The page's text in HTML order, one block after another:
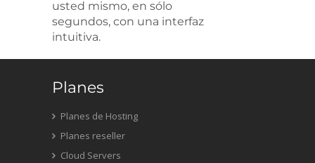
usted mismo, en sólo
segundos, con una interfaz
intuitiva.
Planes
Planes de Hosting
Planes reseller
Cloud Servers